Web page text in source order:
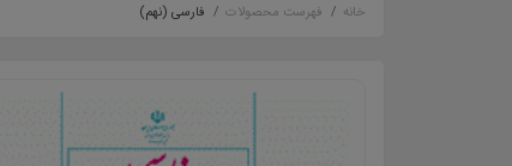
خانه فهرست محصولات فارسی (نهم)